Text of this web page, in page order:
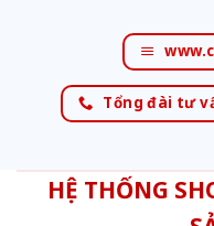
Tổng đài tư
HỆ THỐNG